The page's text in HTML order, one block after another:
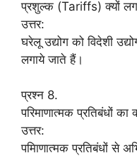
प्रशुल्क (Tariffs) क्यों
उत्तर:
घरेलू उद्योग को विदेशी
लगाये जाते हैं।
प्रश्न 8.
परिमाणात्मक प्रतिबंधों का
उत्तर:
पमिाणात्मक प्रतिबंधों से